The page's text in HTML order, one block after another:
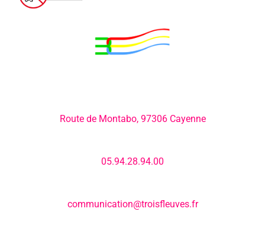
Route de Montabo, 97306 Cayenne
05.94.28.94.00
communication@troisfleuves.fr